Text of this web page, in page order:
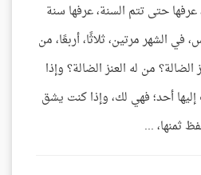
عرفها حتى تتم السنة، عرفها سنة
في الشهر مرتين، ثلاثًا، أربعًا، من
الضالة؟ من له العنز الضالة؟ وإذا
أحد؛ فهي لك، وإذا كنت يشق
ثمنها، ...